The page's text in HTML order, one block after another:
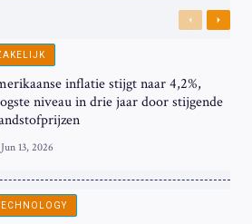
Previous
Next
inflatie stijgt naar 4,2%,
niveau in drie jaar door stijgende
Jun 13, 2026